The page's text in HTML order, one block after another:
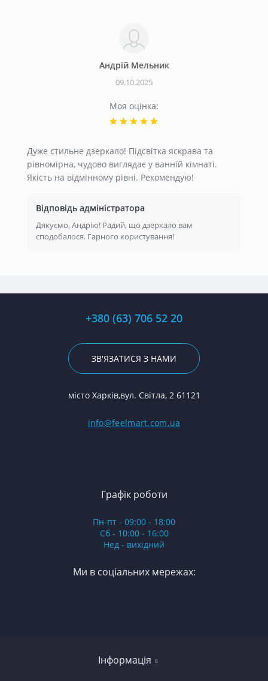
Андрій Мельник
09.10.2025
Моя оцінка:
Дуже стильне дзеркало! Підсвітка яскрава та
рівномірна, чудово виглядає у ванній кімнаті.
Якість на відмінному рівні. Рекомендую!
Відповідь адміністратора
Дякуємо, Андрію! Радий, що дзеркало вам
сподобалося. Гарного користування!
+380 (63) 706 52 20
ЗВ'ЯЗАТИСЯ З НАМИ
місто Харків,вул. Світла, 2 61121
info@feelmart.com.ua
Інформація
Графік роботи
Пн-пт - 09:00 - 18:00
Сб - 10:00 - 16:00
Нед - вихідний
Ми в соціальних мережах: